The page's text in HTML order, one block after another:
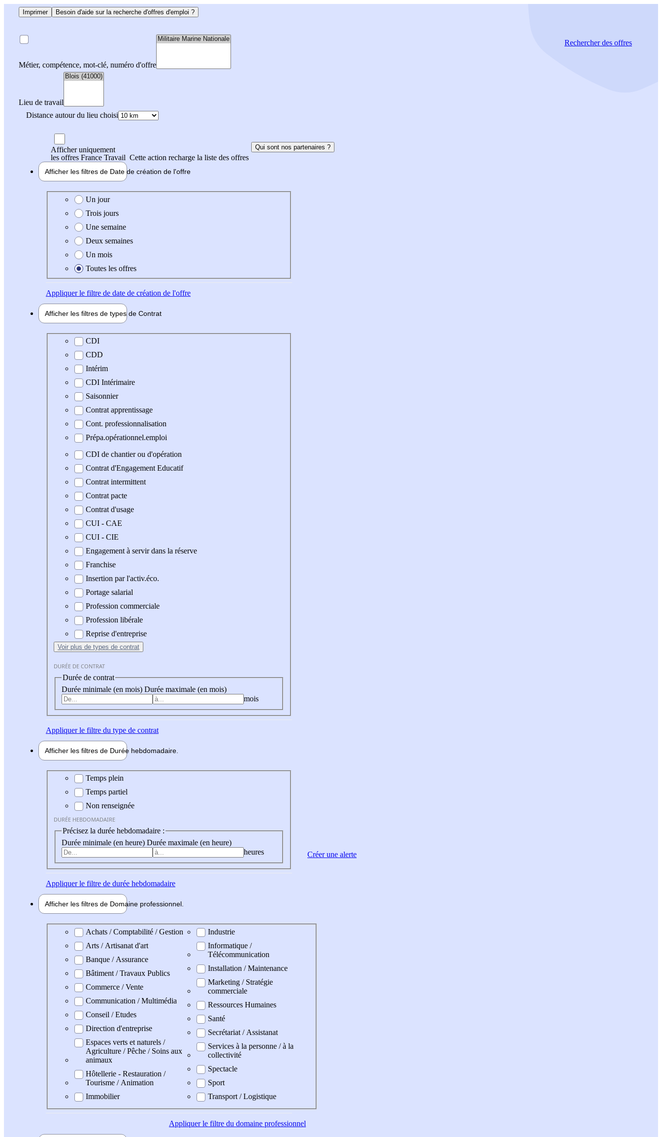
Imprimer Besoin d'aide sur la recherche d'offres d'emploi ?
Métier, compétence, mot-clé, numéro d'offre
Lieu de travail
Distance autour du lieu choisi
Rechercherdes offres
Afficher uniquement
les offres France Travail Cette action recharge la liste des offres
Qui sont nos partenaires ?
Afficher les filtres de Date de création de l'offre
Date de création de l'offre
Un jour
Trois jours
Une semaine
Deux semaines
Un mois
Toutes les offres
Appliquerle filtre de date de création de l'offre
Afficher les filtres de types de Contrat
Type de contrat
CDI
CDD
Intérim
CDI Intérimaire
Saisonnier
Contrat apprentissage
Cont. professionnalisation
Prépa.opérationnel.emploi
CDI de chantier ou d'opération
Contrat d'Engagement Educatif
Contrat intermittent
Contrat pacte
Contrat d'usage
CUI - CAE
CUI - CIE
Engagement à servir dans la réserve
Franchise
Insertion par l'activ.éco.
Portage salarial
Profession commerciale
Profession libérale
Reprise d'entreprise
Voir plus de types de contrat
DURÉE DE CONTRAT
Durée de contrat
Durée minimale (en mois) Durée maximale (en mois)
mois
Appliquerle filtre du type de contrat
Afficher les filtres de Durée hebdomadaire
Durée hebdomadaire
Temps plein
Temps partiel
Non renseignée
DURÉE HEBDOMADAIRE
Précisez la durée hebdomadaire :
Durée minimale (en heure) Durée maximale (en heure)
heures
Appliquerle filtre de durée hebdomadaire
Afficher les filtres de Domaine professionnel
Domaine professionel
Achats / Comptabilité / Gestion
Arts / Artisanat d'art
Banque / Assurance
Bâtiment / Travaux Publics
Commerce / Vente
Communication / Multimédia
Conseil / Etudes
Direction d'entreprise
Espaces verts et naturels /
Agriculture / Pêche / Soins aux
animaux
Hôtellerie - Restauration /
Tourisme / Animation
Immobilier
Industrie
Informatique /
Télécommunication
Installation / Maintenance
Marketing / Stratégie
commerciale
Ressources Humaines
Santé
Secrétariat / Assistanat
Services à la personne / à la
collectivité
Spectacle
Sport
Transport / Logistique
Appliquerle filtre du domaine professionnel
Créer une alerte